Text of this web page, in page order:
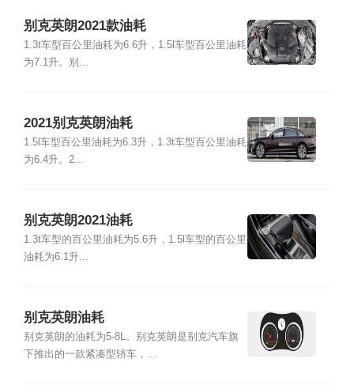
别克英朗2021款油耗
1.3t车型百公里油耗为6.6升，1.5l车型百公里油耗
为7.1升。别...
2021别克英朗油耗
1.5l车型百公里油耗为6.3升，1.3t车型百公里油耗
为6.4升。2...
别克英朗2021油耗
1.3t车型的百公里油耗为5.6升，1.5l车型的百公里
油耗为6.1升...
别克英朗油耗
别克英朗的油耗为5-8L。别克英朗是别克汽车旗
下推出的一款紧凑型轿车，...